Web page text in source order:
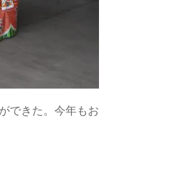
できた。今年もお